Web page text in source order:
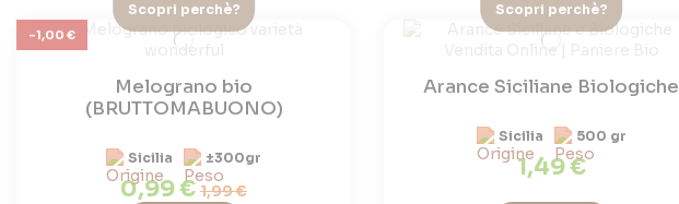
-1,00 €
Scopri perchè?
Melograno bio
(BRUTTOMABUONO)
Sicilia ±300gr
0,99 €1,99 €
Scopri perchè?
Arance Siciliane Biologiche
Sicilia 500 gr
1,49 €